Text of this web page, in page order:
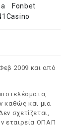
Fonbet
2009 και από
καθώς και μια
σχετίζεται,
εταιρεία ΟΠΑΠ